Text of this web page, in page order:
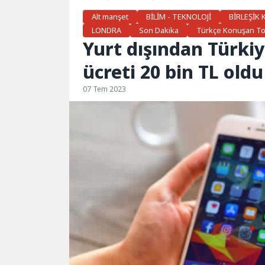
Alt manşet
BİLİM - TEKNOLOJİ BİRLEŞİK
LONDRA
Son Dakika Türkçe Konuşan
Yurt dışından
ücreti 20 bin TL oldu
07 Tem 2023